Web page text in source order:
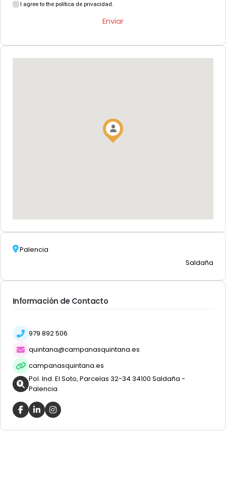
I agree to the política de privacidad.
Enviar
Palencia
Saldaña
Información de Contacto
979 892 506
quintana@campanasquintana.es
campanasquintana.es
Pol. Ind. El Soto, Parcelas 32-34 34100 Saldaña -
Palencia